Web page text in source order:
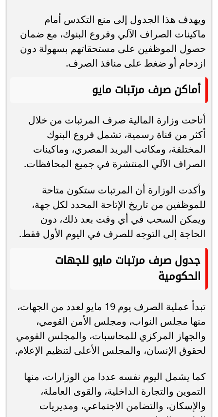
ويهدف هذا الجدول إلى منع التكدس أمام
ماكينات الصراف الآلي وفروع البنوك، مع ضمان
حصول الموظفين على مستحقاتهم بسهولة دون
ازدحام أو ضغط على منافذ الصرف.
أماكن صرف مرتبات مايو
أتاحت وزارة المالية صرف المرتبات من خلال
أكثر من قناة رسمية، تشمل فروع البنوك
المختلفة، ومكاتب البريد المصري، وماكينات
الصراف الآلي المنتشرة في جميع المحافظات.
وأكدت الوزارة أن المرتبات ستكون متاحة
للموظفين من تاريخ الإتاحة المحدد لكل جهة،
ويمكن السحب في أي وقت بعد ذلك، دون
الحاجة إلى التوجه للصرف في اليوم الأول فقط.
جدول صرف مرتبات مايو للجهات
الحكومية
تبدأ عملية الصرف يوم 19 مايو لعدد من الجهات،
منها مجلس النواب، ومجلس الأمن القومي،
والجهاز المركزي للمحاسبات، والمجلس القومي
لحقوق الإنسان، والمجلس الأعلى لتنظيم الإعلام.
كما يشمل اليوم نفسه عددا من الوزارات، منها
التموين والتجارة الداخلية، والقوى العاملة،
والإسكان، والتضامن الاجتماعي، ومديريات